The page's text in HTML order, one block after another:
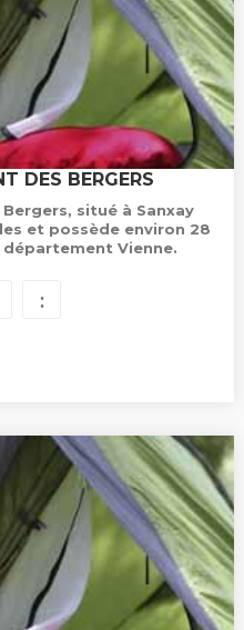
DES BERGERS
situé à Sanxay
et possède environ 28
Vienne.